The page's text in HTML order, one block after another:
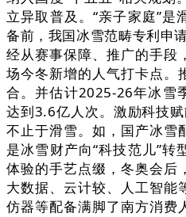
立异取普及。“亲子家庭”是
备前，我国冰雪范畴专利申
经从赛事保障、推广的手段
场今冬新增的人气打卡点。
合。并估计2025-26年冰雪
达到3.6亿人次。激励科技
不止于滑雪。如，国产冰雪
是冰雪财产向“科技范儿”转
体验的手艺点缀，冬奥会后
大数据、云计较、人工智能
仿器等配备满脚了南方消费